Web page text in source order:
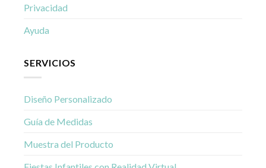
Privacidad
Ayuda
SERVICIOS
Diseño Personalizado
Guía de Medidas
Muestra del Producto